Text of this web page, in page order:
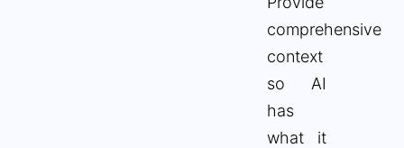
comprehensive
context
so AI
has
what it